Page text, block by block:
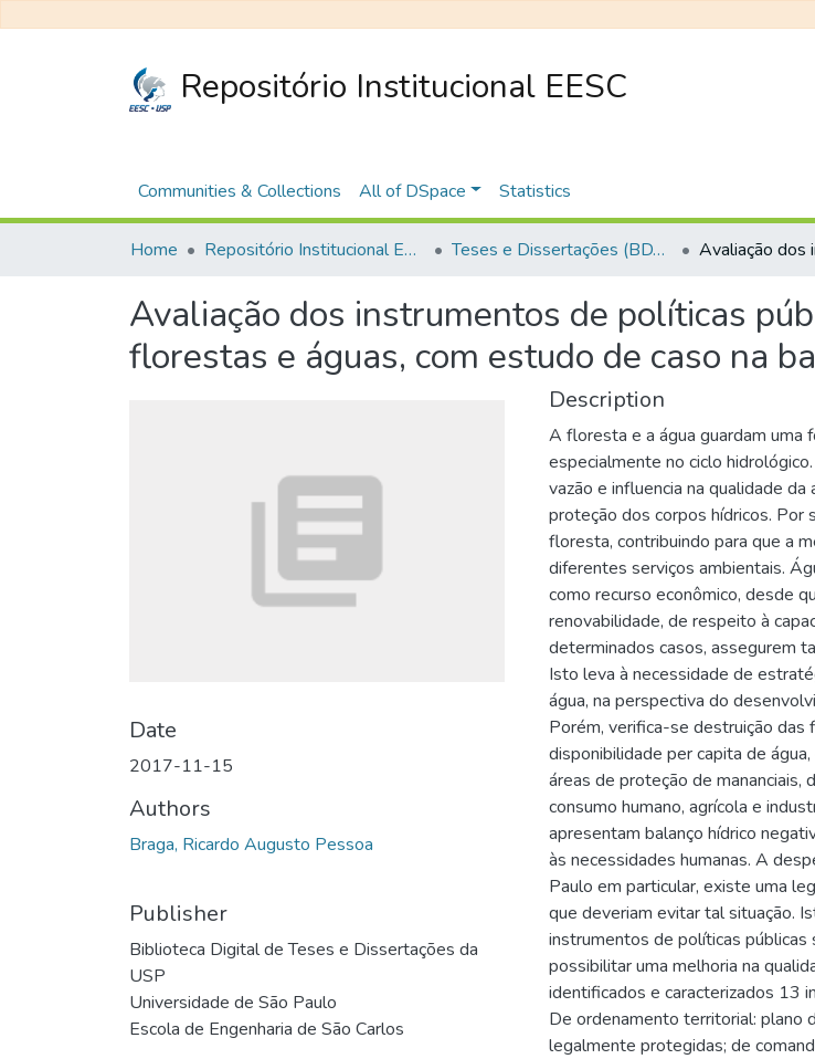
Repositório Institucional EESC
Communities & Collections All of DSpace Statistics
Home Repositório Institucional EESC Teses e Dissertações (BDTD USP)
Avaliação dos instrumentos de políticas
florestas e águas, com estudo de caso na
Date
2017-11-15
Authors
Braga, Ricardo Augusto Pessoa
Publisher
Biblioteca Digital de Teses e Dissertações da
USP
Universidade de São Paulo
Escola de Engenharia de São Carlos
Description
A floresta e a água guardam uma
especialmente no ciclo
vazão e influencia na qualidade
proteção dos corpos hídricos. Por
floresta, contribuindo para que a
diferentes serviços ambientais.
como recurso econômico, desde
renovabilidade, de respeito à
determinados casos, assegurem
Isto leva à necessidade de
água, na perspectiva do
Porém, verifica-se destruição das
disponibilidade per capita de
áreas de proteção de mananciais,
consumo humano, agrícola e
apresentam balanço hídrico
às necessidades humanas. A
Paulo em particular, existe uma
que deveriam evitar tal situação.
instrumentos de políticas públicas
possibilitar uma melhoria na
identificados e caracterizados 13
De ordenamento territorial: plano
legalmente protegidas; de